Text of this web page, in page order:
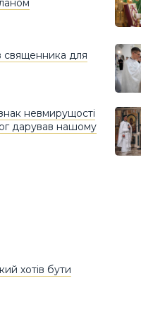
священника для
невмирущості
дарував нашому
хотів бути